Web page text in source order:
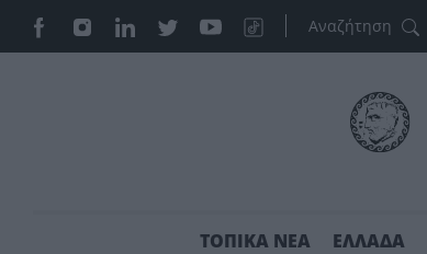
ΤΟΠΙΚΑ ΝΕΑ ΕΛΛΑΔΑ